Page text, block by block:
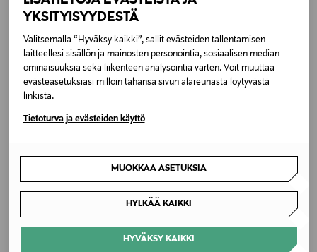
YKSITYISYYDESTÄ
Valitsemalla “Hyväksy kaikki”, sallit evästeiden tallentamisen
laitteellesi sisällön ja mainosten personointia, sosiaalisen median
ominaisuuksia sekä liikenteen analysointia varten. Voit muuttaa
evästeasetuksiasi milloin tahansa sivun alareunasta löytyvästä
linkistä.
Tietoturva ja evästeiden käyttö
MUOKKAA ASETUKSIA
HYLKÄÄ KAIKKI
HYVÄKSY KAIKKI
Kokotiedot
19.5x2x10.5 cm
Väri
1000 BLACK
Valmistajan tuotenumero
Cotswolds-lompakko
Falabella Wallet Crossbody -
lompakkolaukku